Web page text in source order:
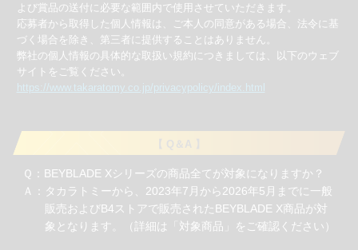
よび賞品の送付に必要な範囲内で使用させていただきます。
応募者から取得した個人情報は、ご本人の同意がある場合、法令に基
づく場合を除き、第三者に提供することはありません。
弊社の個人情報の具体的な取扱い規約につきましては、以下のウェブ
サイトをご覧ください。
https://www.takaratomy.co.jp/privacypolicy/index.html
【 Q＆A 】
Ｑ：BEYBLADE Xシリーズの商品全てが対象になりますか？
Ａ：タカラトミーから、2023年7月から2026年5月までに一般
販売およびB4ストアで販売されたBEYBLADE X商品が対
象となります。（詳細は「対象商品」をご確認ください）